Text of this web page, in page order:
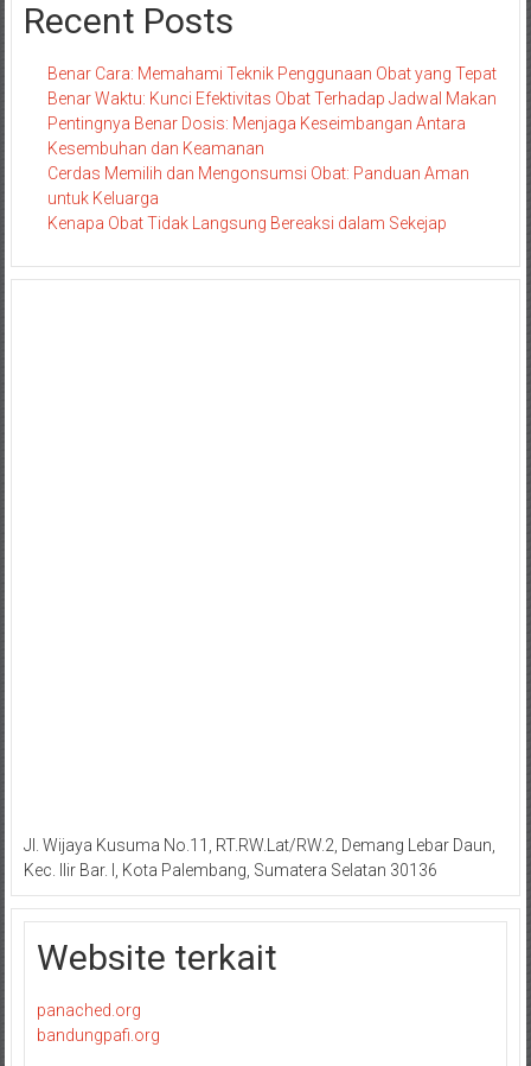
Recent Posts
Benar Cara: Memahami Teknik Penggunaan Obat yang Tepat
Benar Waktu: Kunci Efektivitas Obat Terhadap Jadwal Makan
Pentingnya Benar Dosis: Menjaga Keseimbangan Antara
Kesembuhan dan Keamanan
Cerdas Memilih dan Mengonsumsi Obat: Panduan Aman
untuk Keluarga
Kenapa Obat Tidak Langsung Bereaksi dalam Sekejap
Jl. Wijaya Kusuma No.11, RT.RW.Lat/RW.2, Demang Lebar Daun,
Kec. Ilir Bar. I, Kota Palembang, Sumatera Selatan 30136
Website terkait
panached.org
bandungpafi.org